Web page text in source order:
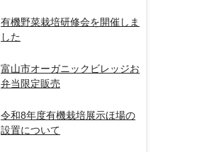
有機野菜栽培研修会を開催しま
した
富山市オーガニックビレッジお
弁当限定販売
令和8年度有機栽培展示ほ場の
設置について